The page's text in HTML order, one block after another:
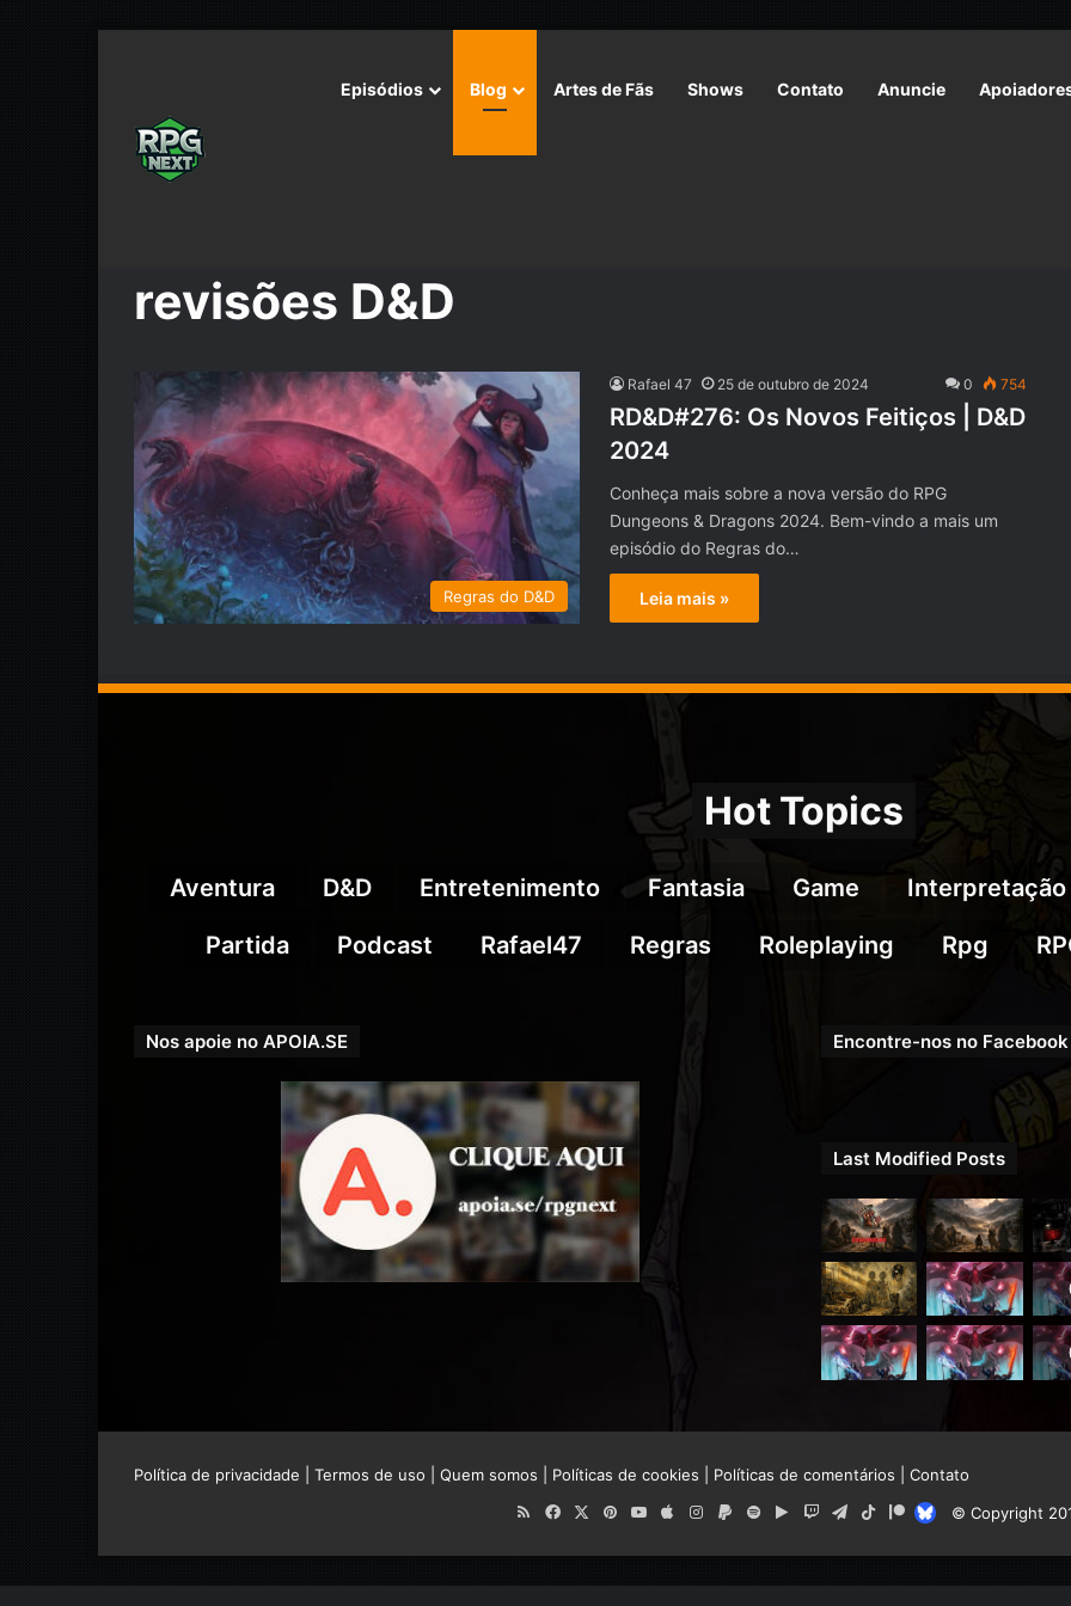
Episódios Blog Artes de Fãs Shows Contato Anuncie
revisões D&D
Regras do D&D
Rafael 47 25 de outubro de 2024 0 754
RD&D#276: Os Novos Feitiços | D&D
2024
Conheça mais sobre a nova versão do RPG
Dungeons & Dragons 2024. Bem-vindo a mais um
episódio do Regras do…
Leia mais »
Hot Topics
Aventura D&D Entretenimento Fantasia Game Interpretação
Partida
Podcast Rafael47 Regras Roleplaying Rpg
Nos apoie no APOIA.SE Encontre-nos no Facebook
Last Modified Posts
Política de privacidade Termos de uso Quem somos Políticas de cookies Políticas de comentários
Contato
© Copyright
RSSFacebook
X PinterestYouTube
AppleInstagram
PaypalSpotifyGoogleTwitchTelegram
TikTokPatreonBluesky